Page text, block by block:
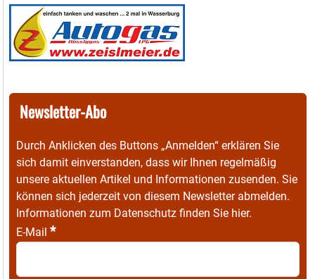
Newsletter-Abo
Durch Anklicken des Buttons „Anmelden“ erklären Sie
sich damit einverstanden, dass wir Ihnen regelmäßig
unsere aktuellen Artikel und Informationen zusenden. Sie
können sich jederzeit von diesem Newsletter abmelden.
Informationen zum Datenschutz finden Sie hier.
E-Mail *